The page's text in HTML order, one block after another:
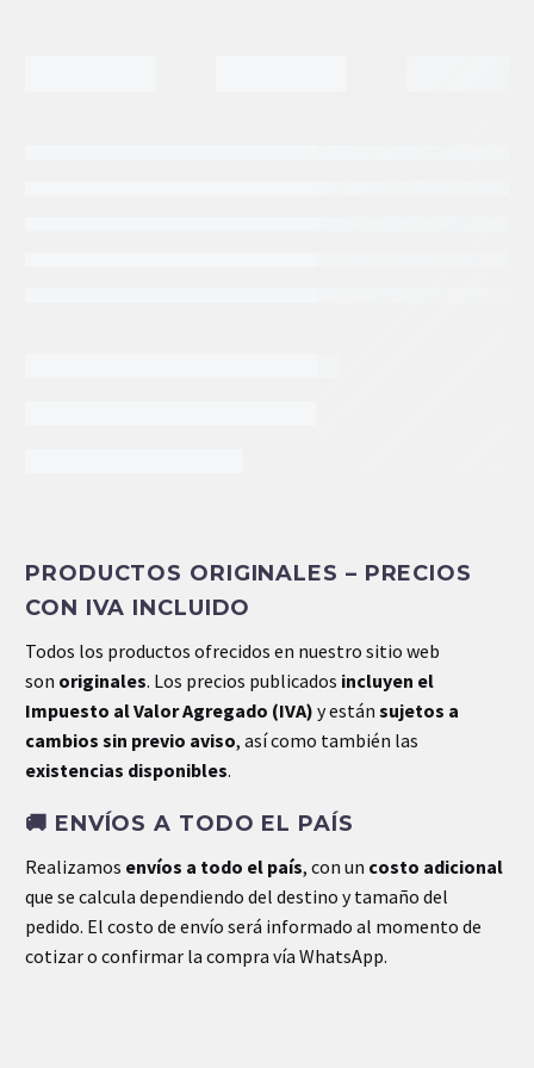
Peso
.03 kg
Dimensiones
.10 × .04 × .17 cm
PRODUCTOS ORIGINALES – PRECIOS
CON IVA INCLUIDO
Todos los productos ofrecidos en nuestro sitio web
son originales. Los precios publicados incluyen el
Impuesto al Valor Agregado (IVA) y están sujetos a
cambios sin previo aviso, así como también las
existencias disponibles.
🚚 ENVÍOS A TODO EL PAÍS
Realizamos envíos a todo el país, con un costo adicional
que se calcula dependiendo del destino y tamaño del
pedido. El costo de envío será informado al momento de
cotizar o confirmar la compra vía WhatsApp.